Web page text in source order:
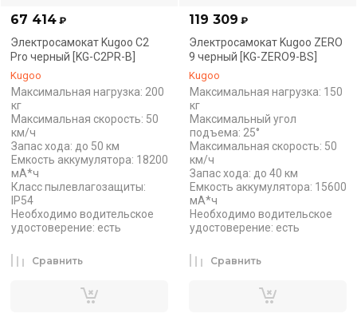
67 414 ₽
Электросамокат Kugoo C2
Pro черный [KG-C2PR-B]
Kugoo
Максимальная нагрузка: 200
кг
Максимальная скорость: 50
км/ч
Запас хода: до 50 км
Емкость аккумулятора: 18200
мА*ч
Класс пылевлагозащиты:
IP54
Необходимо водительское
удостоверение: есть
Сравнить
119 309 ₽
Электросамокат Kugoo ZERO
9 черный [KG-ZERO9-BS]
Kugoo
Максимальная нагрузка: 150
кг
Максимальный угол
подъема: 25°
Максимальная скорость: 50
км/ч
Запас хода: до 40 км
Емкость аккумулятора: 15600
мА*ч
Необходимо водительское
удостоверение: есть
Сравнить